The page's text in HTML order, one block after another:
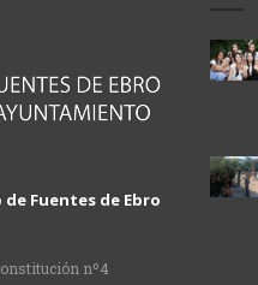
Fuentes de Ebro
nº4